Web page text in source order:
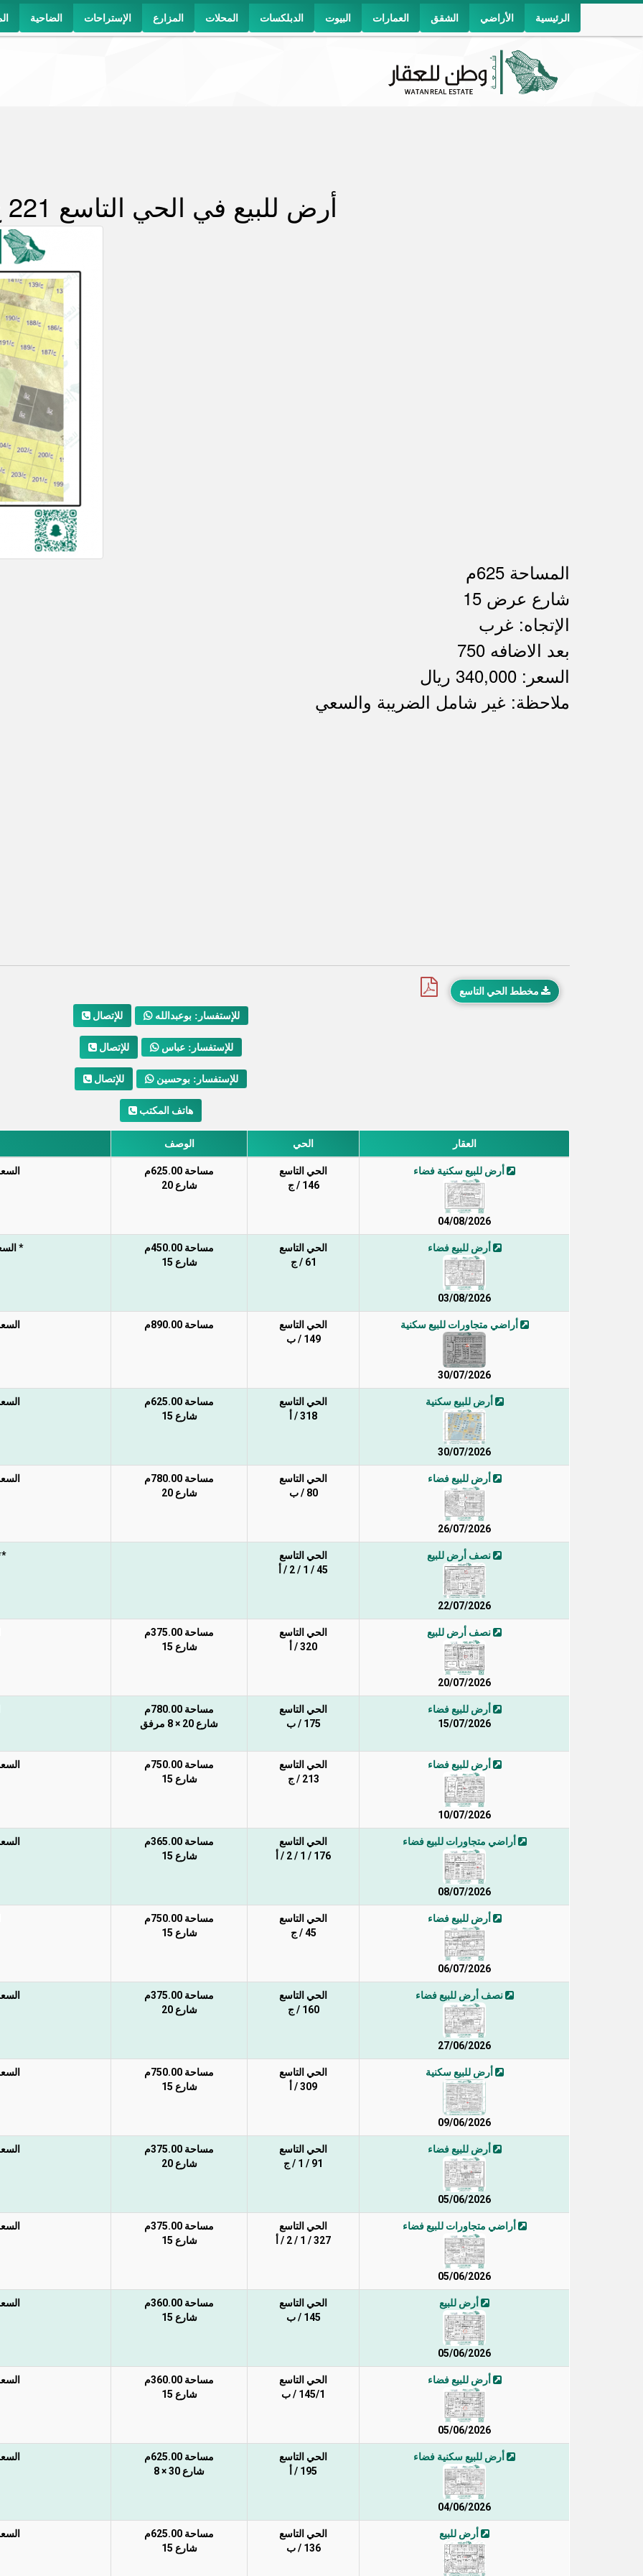
الضاحية الإستراحات المزارع المحلات الدبلكسات البيوت العمارات الشقق الأراضي الرئيسية
أرض للبيع في الحي التاسع 221 ج
المساحة 625م
شارع عرض 15
الإتجاه: غرب
750 بعد الاضافه
السعر: 340,000 ريال
ملاحظة: غير شامل الضريبة والسعي
مخطط الحي التاسع
للإتصال للإستفسار: بوعبدالله
للإتصال للإستفسار: عباس
للإتصال للإستفسار: بوحسين
هاتف المكتب
العقار الحي الوصف
أرض للبيع سكنية فضاء
04/08/2026
الحي التاسع
146 / ج
مساحة 625.00م
شارع 20
أرض للبيع فضاء
03/08/2026
الحي التاسع
61 / ج
مساحة 450.00م
شارع 15
*
أراضي متجاورات للبيع سكنية
30/07/2026
الحي التاسع
149 / ب
مساحة 890.00م
أرض للبيع سكنية
30/07/2026
الحي التاسع
318 / أ
مساحة 625.00م
شارع 15
أرض للبيع فضاء
26/07/2026
الحي التاسع
80 / ب
مساحة 780.00م
شارع 20
نصف أرض للبيع
22/07/2026
الحي التاسع
45 / 1 / 2 / أ
نصف أرض للبيع
20/07/2026
الحي التاسع
320 / أ
مساحة 375.00م
شارع 15
أرض للبيع فضاء
15/07/2026
الحي التاسع
175 / ب
مساحة 780.00م
شارع 20 × 8 مرفق
أرض للبيع فضاء
10/07/2026
الحي التاسع
213 / ج
مساحة 750.00م
شارع 15
أراضي متجاورات للبيع فضاء
08/07/2026
الحي التاسع
176 / 1 / 2 / أ
مساحة 365.00م
شارع 15
أرض للبيع فضاء
06/07/2026
الحي التاسع
45 / ج
مساحة 750.00م
شارع 15
نصف أرض للبيع فضاء
27/06/2026
الحي التاسع
160 / ج
مساحة 375.00م
شارع 20
أرض للبيع سكنية
09/06/2026
الحي التاسع
309 / أ
مساحة 750.00م
شارع 15
أرض للبيع فضاء
05/06/2026
الحي التاسع
91 / 1 / ج
مساحة 375.00م
شارع 20
أراضي متجاورات للبيع فضاء
05/06/2026
الحي التاسع
327 / 1 / 2 / أ
مساحة 375.00م
شارع 15
أرض للبيع
05/06/2026
الحي التاسع
145 / ب
مساحة 360.00م
شارع 15
أرض للبيع فضاء
05/06/2026
الحي التاسع
145/1 / ب
مساحة 360.00م
شارع 15
أرض للبيع سكنية فضاء
04/06/2026
الحي التاسع
195 / أ
مساحة 625.00م
شارع 30 × 8
أرض للبيع
الحي التاسع
136 / ب
مساحة 625.00م
شارع 15